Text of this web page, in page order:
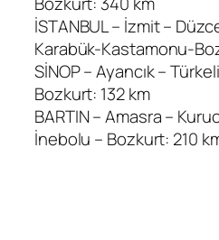
İSTANBUL – İzmit –
Karabük-Kastamonu-
SİNOP – Ayancık –
Bozkurt: 132 km
BARTIN – Amasra –
İnebolu – Bozkurt: 210